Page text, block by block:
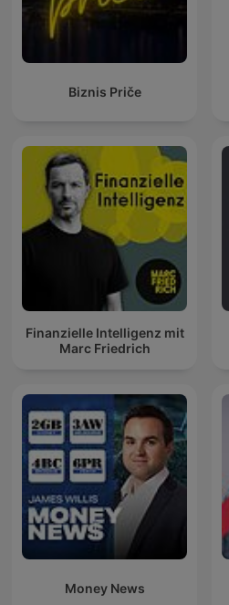
Biznis Priče
Finanzielle Intelligenz mit
Marc Friedrich
Money News